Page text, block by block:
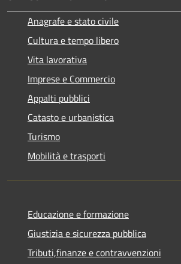
Anagrafe e stato civile
Cultura e tempo libero
Vita lavorativa
Imprese e Commercio
Appalti pubblici
Catasto e urbanistica
Turismo
Mobilità e trasporti
Educazione e formazione
Giustizia e sicurezza pubblica
Tributi,finanze e contravvenzioni